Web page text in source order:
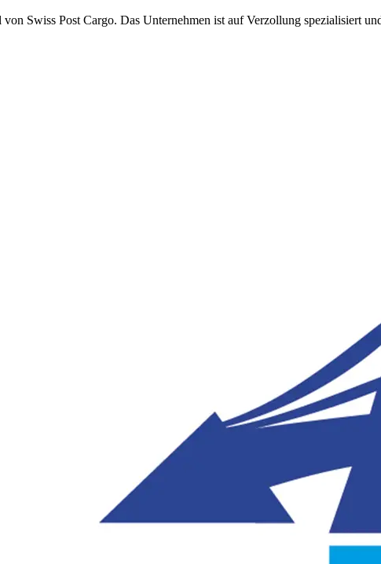
Swiss Post Cargo. Das Unternehmen ist auf Verzollung spezialisiert